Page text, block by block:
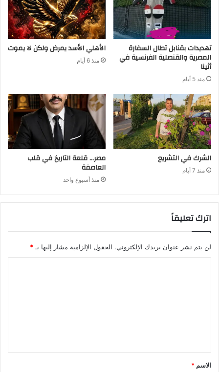
تهديدات بقنابل تطال السفارة
المصرية والقنصلية الفرنسية في
أثينا
منذ 5 أيام
الأهلي الأسد يمرض ولكن لا يموت
منذ 6 أيام
الشرك في التشريع
منذ 7 أيام
مصر… قلعة التاريخ في قلب
العاصفة
منذ أسبوع واحد
اترك تعليقاً
لن يتم نشر عنوان بريدك الإلكتروني. الحقول الإلزامية مشار إليها بـ *
الاسم *